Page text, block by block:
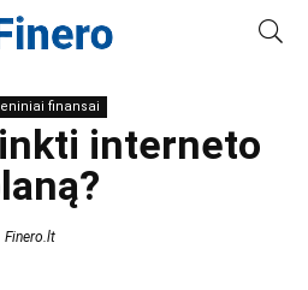
finansai
interneto
Finero.lt